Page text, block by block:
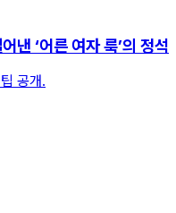
낸 ‘어른 여자 룩’의 정석
공개.